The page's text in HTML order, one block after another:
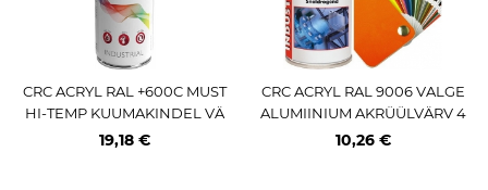
CRC ACRYL RAL +600C MUST
HI-TEMP KUUMAKINDEL VÄ
RV 400ML / AE
19,18 €
CRC ACRYL RAL 9006 VALGE
ALUMIINIUM AKRÜÜLVÄRV 4
00ML / AE
10,26 €